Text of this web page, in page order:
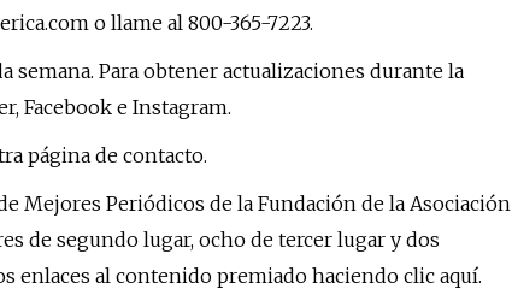
o llame al 800-365-7223.
semana. Para obtener actualizaciones durante la
Facebook e Instagram.
página de contacto.
Mejores Periódicos de la Fundación de la Asociación
de segundo lugar, ocho de tercer lugar y dos
enlaces al contenido premiado haciendo clic aquí.